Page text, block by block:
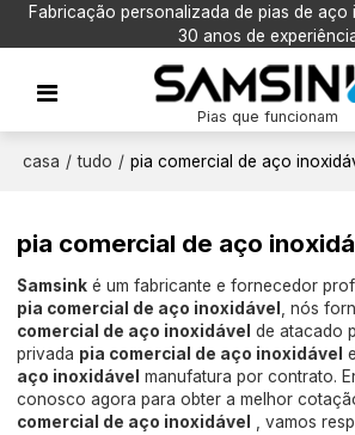
Fabricação personalizada de pias de aço
30 anos de
Pias que funcionam
casa / tudo / pia comercial de aço
pia comercial de aço
Samsink é um fabricante e fornecedor
pia comercial de aço inoxidável
, nós
comercial de aço inoxidável de atacado
privada pia comercial de aço inoxidável e
aço inoxidável manufatura por contrato.
conosco agora para obter a melhor
comercial de aço inoxidável
, vamos